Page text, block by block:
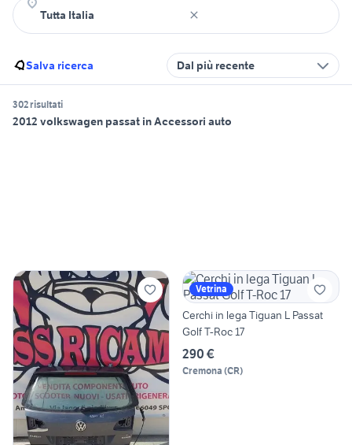
Salva ricerca Dal più recente
302 risultati
2012 volkswagen passat in Accessori auto
Vetrina
Cerchi in lega Tiguan L Passat
Golf T-Roc 17
290 €
Cremona (CR)